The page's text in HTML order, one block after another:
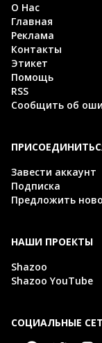
О Нас
Главная
Реклама
Контакты
Этикет
Помощь
RSS
Сообщить об
Завести аккаунт
Подписка
Предложить
НАШИ ПРОЕКТЫ
Shazoo
Shazoo YouTube
СОЦИАЛЬНЫЕ